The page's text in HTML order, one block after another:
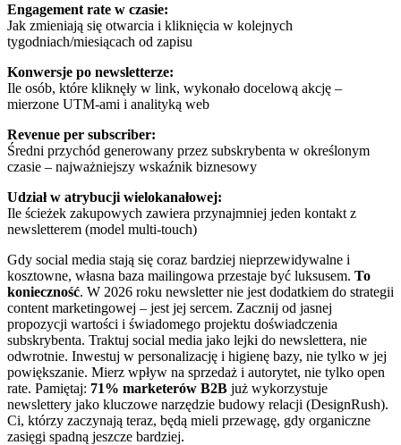
Engagement rate w czasie:
Jak zmieniają się otwarcia i kliknięcia w kolejnych
tygodniach/miesiącach od zapisu
Konwersje po newsletterze:
Ile osób, które kliknęły w link, wykonało docelową akcję –
mierzone UTM-ami i analityką web
Revenue per subscriber:
Średni przychód generowany przez subskrybenta w określonym
czasie – najważniejszy wskaźnik biznesowy
Udział w atrybucji wielokanałowej:
Ile ścieżek zakupowych zawiera przynajmniej jeden kontakt z
newsletterem (model multi-touch)
Gdy social media stają się coraz bardziej nieprzewidywalne i
kosztowne, własna baza mailingowa przestaje być luksusem. To
konieczność. W 2026 roku newsletter nie jest dodatkiem do strategii
content marketingowej – jest jej sercem. Zacznij od jasnej
propozycji wartości i świadomego projektu doświadczenia
subskrybenta. Traktuj social media jako lejki do newslettera, nie
odwrotnie. Inwestuj w personalizację i higienę bazy, nie tylko w jej
powiększanie. Mierz wpływ na sprzedaż i autorytet, nie tylko open
rate. Pamiętaj: 71% marketerów B2B już wykorzystuje
newslettery jako kluczowe narzędzie budowy relacji (DesignRush).
Ci, którzy zaczynają teraz, będą mieli przewagę, gdy organiczne
zasięgi spadną jeszcze bardziej.